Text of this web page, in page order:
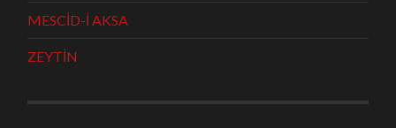
MESCİD-İ AKSA
ZEYTİN